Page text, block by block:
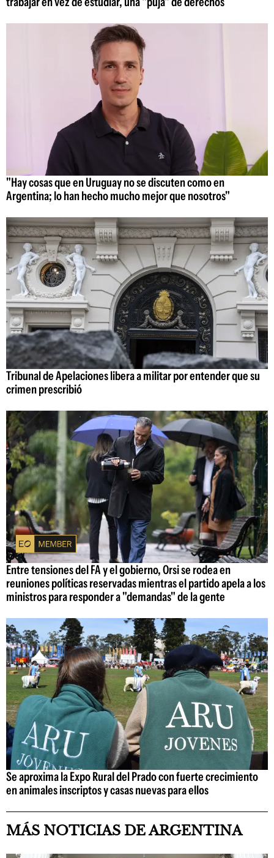
"Hay cosas que en Uruguay no se discuten como en
Argentina; lo han hecho mucho mejor que nosotros"
Tribunal de Apelaciones libera a militar por entender que su
crimen prescribió
Entre tensiones del FA y el gobierno, Orsi se rodea en
reuniones políticas reservadas mientras el partido apela a los
ministros para responder a "demandas" de la gente
Se aproxima la Expo Rural del Prado con fuerte crecimiento
en animales inscriptos y casas nuevas para ellos
MÁS NOTICIAS DE ARGENTINA